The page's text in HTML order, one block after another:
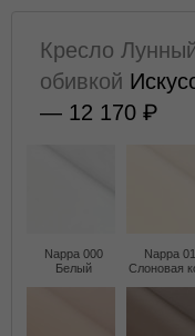
Кресло
обивкой
— 12 170
Nappa 000
Белый
Nappa
Слоновая